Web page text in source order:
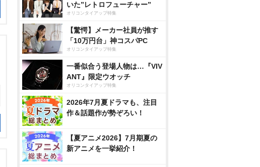
いた”レトロフューチャー”
オリコンタイアップ特集
【驚愕】メーカー社員が推す
「10万円台」神コスパPC
オリコンタイアップ特集
一番似合う登場人物は…『VIV
ANT』限定ウオッチ
オリコンタイアップ特集
2026年7月夏ドラマも、注目
作＆話題作が勢ぞろい！
【夏アニメ2026】7月期夏の
新アニメを一挙紹介！